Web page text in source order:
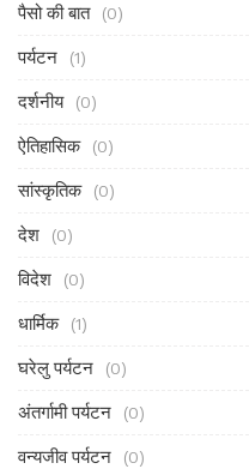
पैसो की बात (0)
पर्यटन (1)
दर्शनीय (0)
ऐतिहासिक (0)
सांस्कृतिक (0)
देश (0)
विदेश (0)
धार्मिक (1)
घरेलु पर्यटन (0)
अंतर्गामी पर्यटन (0)
वन्यजीव पर्यटन (0)